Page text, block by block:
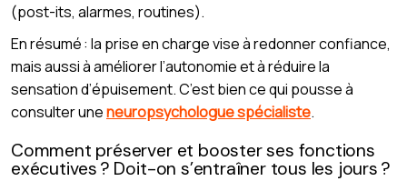
(post-its, alarmes, routines).
En résumé : la prise en charge vise à redonner confiance,
mais aussi à améliorer l’autonomie et à réduire la
sensation d’épuisement. C’est bien ce qui pousse à
consulter uneneuropsychologue spécialiste.
Comment préserver et booster ses fonctions
exécutives ? Doit-on s’entraîner tous les jours ?